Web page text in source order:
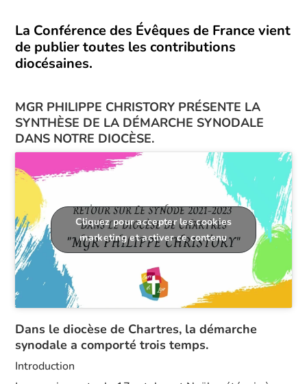
La Conférence des Évêques de France vient
de publier toutes les contributions
diocésaines.
MGR PHILIPPE CHRISTORY PRÉSENTE LA
SYNTHÈSE DE LA DÉMARCHE SYNODALE
DANS NOTRE DIOCÈSE.
Cliquez pour accepter les cookies
marketing et activer ce contenu
Dans le diocèse de Chartres, la démarche
synodale a comporté trois temps.
Introduction